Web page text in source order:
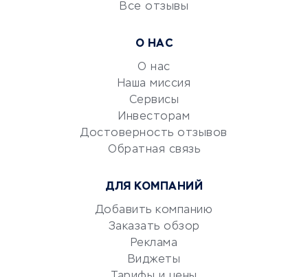
УСЛУГИ ДЛЯ БИЗНЕСА
документооборот
Юридические компании
Аудиторские компании
Бухгалтерия онлайн
Все отзывы
О НАС
О нас
Наша миссия
Сервисы
Инвесторам
Достоверность отзывов
Обратная связь
ДЛЯ КОМПАНИЙ
Добавить компанию
Заказать обзор
Реклама
Виджеты